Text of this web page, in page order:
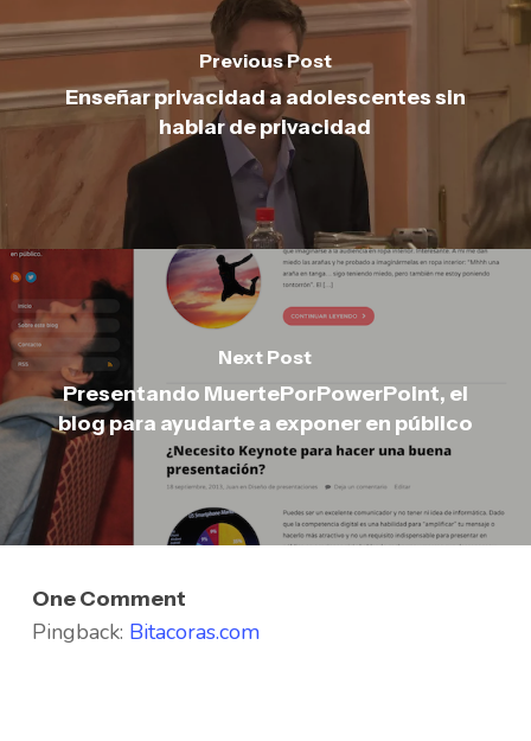
Previous Post
Enseñar privacidad a adolescentes sin
hablar de privacidad
Next Post
Presentando MuertePorPowerPoint, el
blog para ayudarte a exponer en público
One Comment
Pingback: Bitacoras.com